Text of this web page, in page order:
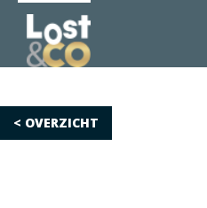
< OVERZICHT